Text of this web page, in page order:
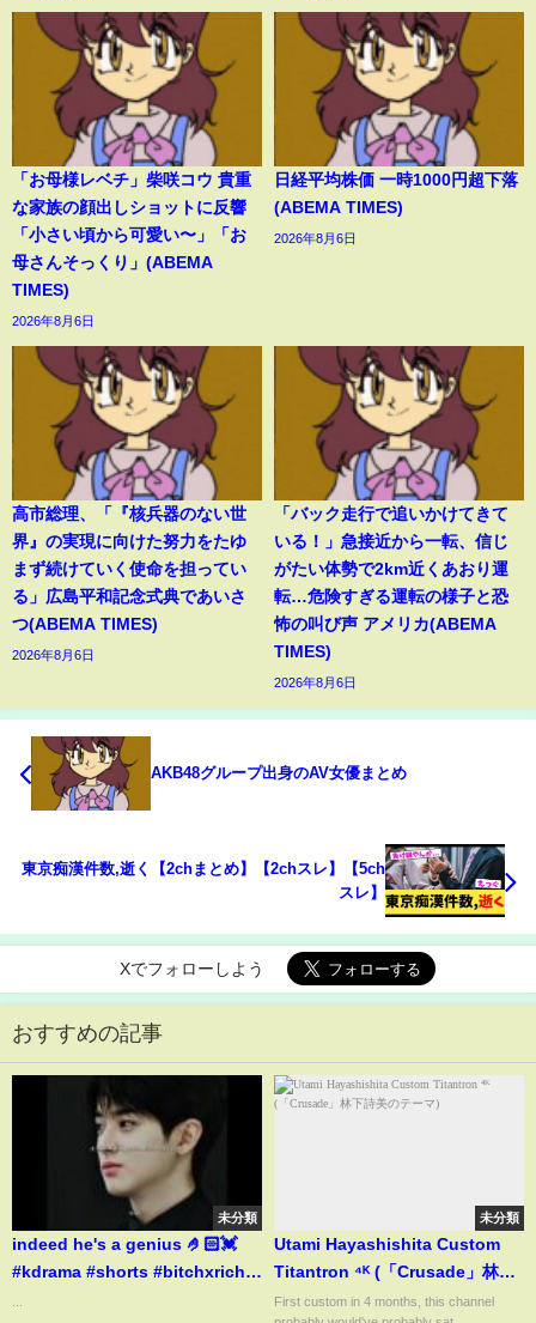
「お母様レベチ」柴咲コウ 貴重
な家族の顔出しショットに反響
「小さい頃から可愛い〜」「お
母さんそっくり」(ABEMA
TIMES)
2026年8月6日
日経平均株価 一時1000円超下落
(ABEMA TIMES)
2026年8月6日
高市総理、「『核兵器のない世
界』の実現に向けた努力をたゆ
まず続けていく使命を担ってい
る」広島平和記念式典であいさ
つ(ABEMA TIMES)
2026年8月6日
「バック走行で追いかけてきて
いる！」急接近から一転、信じ
がたい体勢で2km近くあおり運
転…危険すぎる運転の様子と恐
怖の叫び声 アメリカ(ABEMA
TIMES)
2026年8月6日
AKB48グループ出身のAV女優まとめ
東京痴漢件数,逝く【2chまとめ】【2chスレ】【5ch
スレ】
Xでフォローしよう
おすすめの記事
未分類
indeed he's a genius 🤌🏻💓
#kdrama #shorts #bitchxrich2
未分類
Utami Hayashishita Custom
Titantron ⁴ᴷ (「Crusade」林下
詩美のテーマ)
First custom in 4 months, this channel